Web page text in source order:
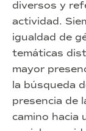
diversos y
actividad.
igualdad de
temáticas
mayor
la búsqueda
presencia de
camino hacia